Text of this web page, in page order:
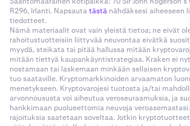
R296, Irlanti. Napsautatästä nähdäksesi
tiedotteet.
Nämä materiaalit ovat vain yleistä tietoa; ne eivät
rahoitustuotteisiin liittyvää neuvontaa eivätkä
myydä, steikata tai pitää hallussa mitään
mitään tiettyä kaupankäyntistrategiaa. Kraken ei
nostamaan tai laskemaan minkään sellaisen
tuo saataville. Kryptomarkkinoiden arvaamaton
menetykseen. Kryptovarojesi tuotosta ja/tai
arvonnoususta voi aiheutua veroseuraamuksia, ja
hankkimaan puolueettomia neuvoja
rajoituksia saatetaan soveltaa. Jotkin